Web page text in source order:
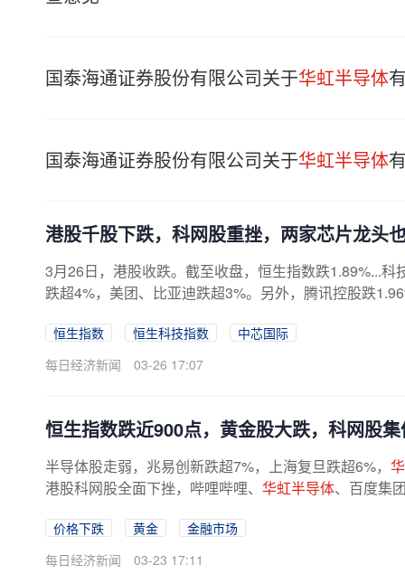
国泰海通证券股份有限公司关于华虹半导体
国泰海通证券股份有限公司关于华虹半导体
港股千股下跌，科网股重挫，两家芯片龙头
3月26日，港股收跌。截至收盘，恒生指数跌1.89%...科
跌超4%，美团、比亚迪跌超3%。另外，腾讯控股跌
恒生指数 恒生科技指数
中芯国际
每日经济新闻
03-26 17:07
恒生指数跌近900点，黄金股大跌，科网股
半导体股走弱，兆易创新跌超7%，上海复旦跌超6%，
港股科网股全面下挫，哔哩哔哩、 华虹半导体、百度集
价格下跌 黄金
金融市场
每日经济新闻
03-23 17:11